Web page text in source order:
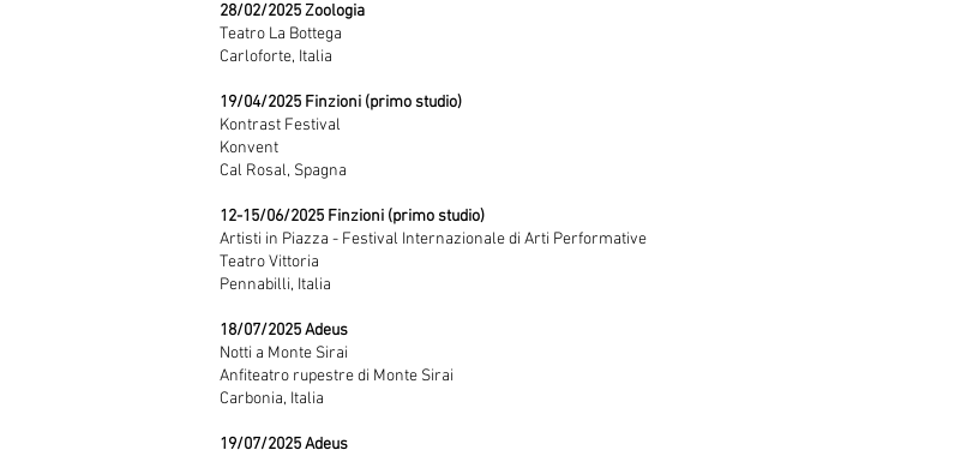
28/02/2025 Zoologia
Teatro La Bottega
Carloforte, Italia
19/04/2025 Finzioni (primo studio)
Kontrast Festival
Konvent
Cal Rosal, Spagna
12-15/06/2025 Finzioni (primo studio)
Artisti in Piazza - Festival Internazionale di Arti Performative
Teatro Vittoria
Pennabilli, Italia
18/07/2025 Adeus
Notti a Monte Sirai
Anfiteatro rupestre di Monte Sirai
Carbonia, Italia
19/07/2025 Adeus